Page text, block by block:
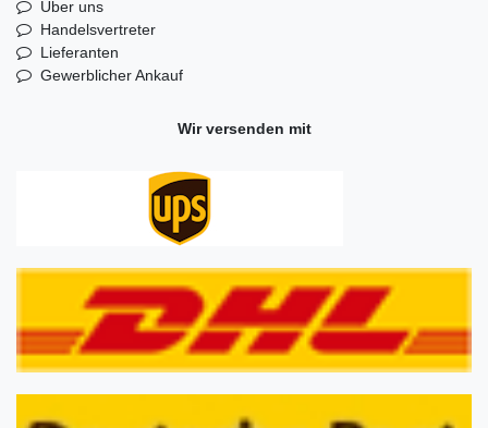
Über uns
Handelsvertreter
Lieferanten
Gewerblicher Ankauf
Wir versenden mit